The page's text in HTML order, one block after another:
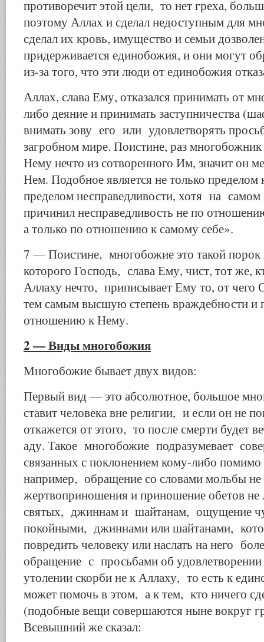
противоречит этой цели, то нет греха,
поэтому Аллах и сделал недоступным для
сделал их кровь, имущество и семьи
придерживается единобожия, и они могут
из-за того, что эти люди от единобожия
Аллах, слава Ему, отказался принимать от
либо деяние и принимать заступничества
внимать зову его или удовлетворять
загробном мире. Поистине, раз многобожник
Нему нечто из сотворенного Им, значит он
Нем. Подобное является не только пределом
пределом несправедливости, хотя на
причинил несправедливость не по
а только по отношению к самому себе».
7 — Поистине, многобожие это такой порок
которого Господь, слава Ему, чист, тот же,
Аллаху нечто, приписывает Ему то, от чего
тем самым высшую степень враждебности и
отношению к Нему.
2 — Виды многобожия
Многобожие бывает двух видов:
Первый вид — это абсолютное, большое
ставит человека вне религии, и если он не
откажется от этого, то после смерти будет
аду. Такое многобожие подразумевает
связанных с поклонением кому-либо
например, обращение со словами мольбы
жертвоприношения и приношение обетов
святых, джиннам и шайтанам, ощущение
покойными, джиннами или шайтанами,
повредить человеку или наслать на него
обращение с просьбами об
утолении скорби не к Аллаху, то есть к
может помочь в этом, а к тем, кто ничего
(подобные вещи совершаются ныне вокруг
Всевышний же сказал: